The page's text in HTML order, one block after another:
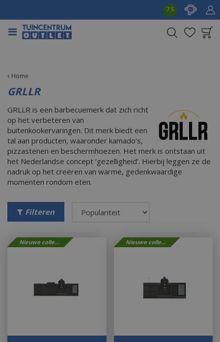
Home
7.5
GRLLR
GRLLR is een barbecuemerk dat zich richt
op het verbeteren van
buitenkookervaringen. Dit merk biedt een
tal aan producten, waaronder kamado’s,
pizzastenen en beschermhoezen. Het merk is ontstaan uit
het Nederlandse concept ‘gezelligheid’. Hierbij leggen ze de
nadruk op het creëren van warme, gedenkwaardige
momenten rondom eten.
Filteren
Nieuwe collectie Nieuwe collectie